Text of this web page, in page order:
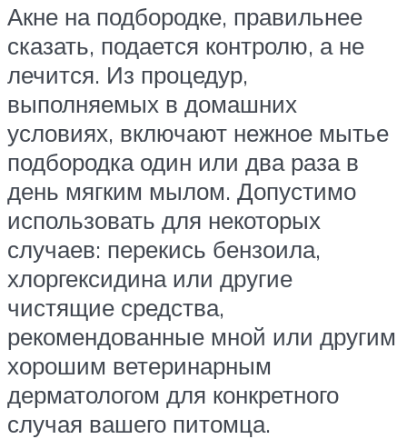
Акне на подбородке, правильнее
сказать, подается контролю, а не
лечится. Из процедур,
выполняемых в домашних
условиях, включают нежное мытье
подбородка один или два раза в
день мягким мылом. Допустимо
использовать для некоторых
случаев: перекись бензоила,
хлоргексидина или другие
чистящие средства,
рекомендованные мной или другим
хорошим ветеринарным
дерматологом для конкретного
случая вашего питомца.